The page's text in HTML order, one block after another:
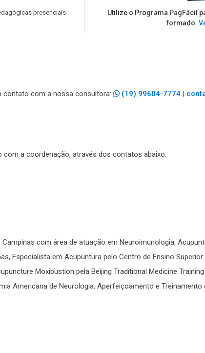
presenciais
Utilize o Programa PagFácil
formado.
contato com a nossa consultora: (19) 99604-7774 |
a coordenação, através dos contatos abaixo:
com área de atuação em Neuroimunologia,
Especialista em Acupuntura pelo Centro de Ensino
Moxibustion pela Beijing Traditional Medicine
Americana de Neurologia. Aperfeiçoamento e